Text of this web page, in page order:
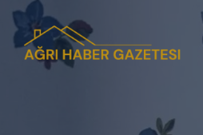
İçeriğe
atla